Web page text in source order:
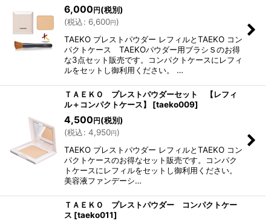
6,000円(税別)
(税込: 6,600円)
TAEKO プレストパウダー レフィルとTAEKO コン
パクトケース TAEKOパウダー用ブラシＳのお得
な3点セット販売です。コンパクトケースにレフィ
ルをセットし御利用ください。 …
ＴＡＥＫＯ プレストパウダーセット 【レフィ
ル＋コンパクトケース】
[taeko009]
4,500円(税別)
(税込: 4,950円)
TAEKO プレストパウダー レフィルとTAEKO コン
パクトケースのお得なセット販売です。コンパク
トケースにレフィルをセットし御利用ください。
美容液ファンデーシ…
ＴＡＥＫＯ プレストパウダー コンパクトケー
ス [taeko011]